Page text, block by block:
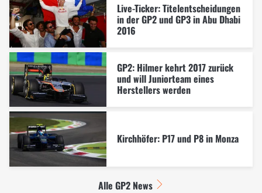
Live-Ticker: Titelentscheidungen
in der GP2 und GP3 in Abu Dhabi
2016
GP2: Hilmer kehrt 2017 zurück
und will Juniorteam eines
Herstellers werden
Kirchhöfer: P17 und P8 in Monza
Alle GP2 News